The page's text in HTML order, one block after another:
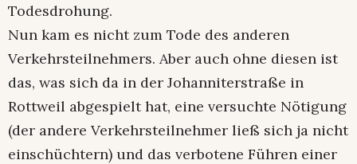
Todesdrohung.
Nun kam es nicht zum Tode des anderen
Verkehrsteilnehmers. Aber auch ohne diesen ist
das, was sich da in der Johanniterstraße in
Rottweil abgespielt hat, eine versuchte Nötigung
(der andere Verkehrsteilnehmer ließ sich ja nicht
einschüchtern) und das verbotene Führen einer